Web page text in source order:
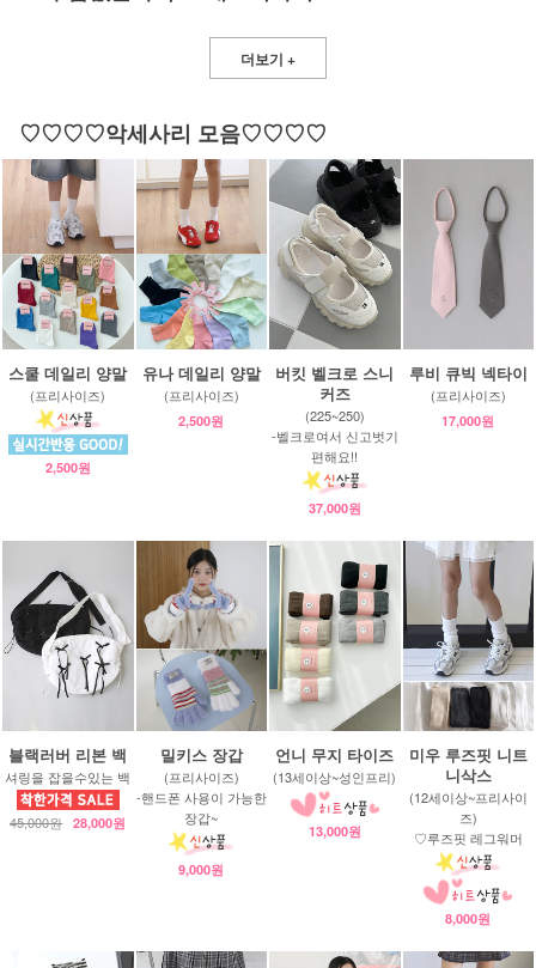
더보기 +
♡♡♡♡악세사리 모음♡♡♡♡
스쿨 데일리 양말
(프리사이즈)
2,500원
유나 데일리 양말
(프리사이즈)
2,500원
버킷 벨크로 스니
커즈
(225~250)
-벨크로여서 신고벗기
편해요!!
37,000원
루비 큐빅 넥타이
(프리사이즈)
17,000원
블랙러버 리본 백
셔링을 잡을수있는 백
45,000원 28,000원
밀키스 장갑
(프리사이즈)
-핸드폰 사용이 가능한
장갑~
9,000원
언니 무지 타이즈
(13세이상~성인프리)
13,000원
미우 루즈핏 니트
니삭스
(12세이상~프리사이
즈)
♡루즈핏 레그워머
8,000원